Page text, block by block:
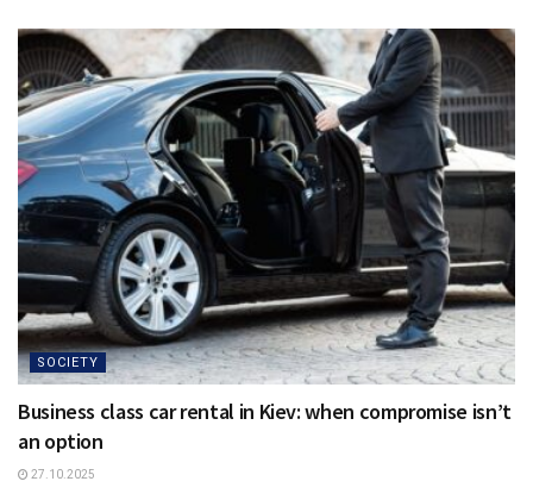
SOCIETY
Business class car rental in Kiev: when compromise isn’t
an option
27.10.2025